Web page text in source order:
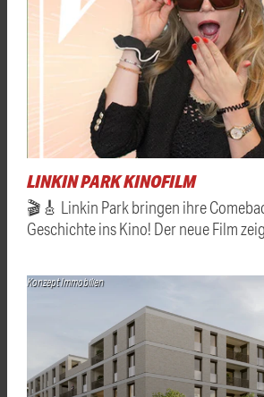
LINKIN PARK KINOFILM
🎬🎸 Linkin Park bringen ihre
Geschichte ins Kino! Der neue Film
Konzept Immobilien